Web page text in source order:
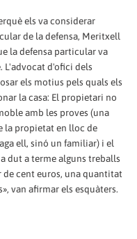
els va considerar
de la defensa, Meritxell
la defensa particular va
L'advocat d'ofici dels
els motius pels quals els
la casa: El propietari no
amb les proves (una
la propietat en lloc de
ell, sinó un familiar) i el
dut a terme alguns treballs
cent euros, una quantitat
van afirmar els esquàters.